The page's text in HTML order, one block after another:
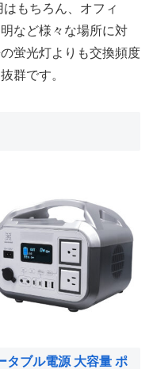
はもちろん、オフィ
など様々な場所に対
蛍光灯よりも交換頻度
群です。
タブル電源 大容量 ポ